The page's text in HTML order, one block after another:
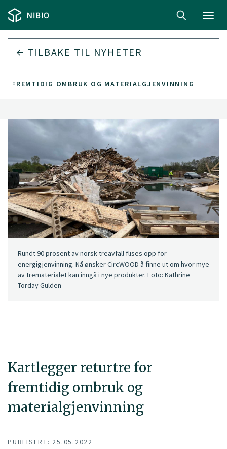
TILBAKE TIL NYHETER
FREMTIDIG OMBRUK OG MATERIALGJENVINNING
Kartlegger returtre for
fremtidig ombruk og
materialgjenvinning
Rundt 90 prosent av norsk treavfall flises opp for
energigjenvinning. Nå ønsker CircWOOD å finne ut om hvor mye
av trematerialet kan inngå i nye produkter. Foto: Kathrine
Torday Gulden
PUBLISERT: 25.05.2022